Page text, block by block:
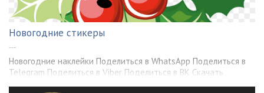
Новогодние стикеры
---
Новогодние наклейки Поделиться в WhatsApp Поделиться в
Telegram Поделиться в Viber Поделиться в ВК Скачать